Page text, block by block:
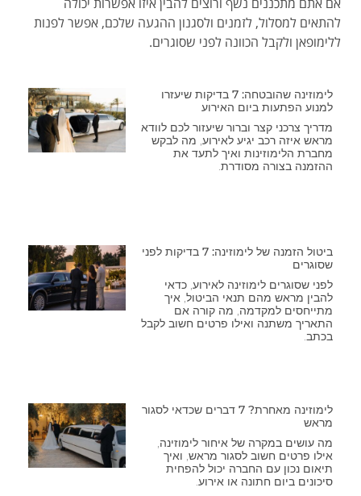
אם אתם מתכננים נשף ורוצים להבין איזו אפשרות יכולה
להתאים למסלול, לזמנים ולסגנון ההגעה שלכם, אפשר לפנות
ללימופאן ולקבל הכוונה לפני שסוגרים.
לימוזינה שהובטחה: 7 בדיקות שיעזרו
למנוע הפתעות ביום האירוע
מדריך צרכני קצר וברור שיעזור לכם לוודא
מראש איזה רכב יגיע לאירוע, מה לבקש
מחברת הלימוזינות ואיך לתעד את
ההזמנה בצורה מסודרת.
ביטול הזמנה של לימוזינה: 7 בדיקות לפני
שסוגרים
לפני שסוגרים לימוזינה לאירוע, כדאי
להבין מראש מהם תנאי הביטול, איך
מתייחסים למקדמה, מה קורה אם
התאריך משתנה ואילו פרטים חשוב לקבל
בכתב.
לימוזינה מאחרת? 7 דברים שכדאי לסגור
מראש
מה עושים במקרה של איחור לימוזינה,
אילו פרטים חשוב לסגור מראש, ואיך
תיאום נכון עם החברה יכול להפחית
סיכונים ביום חתונה או אירוע.